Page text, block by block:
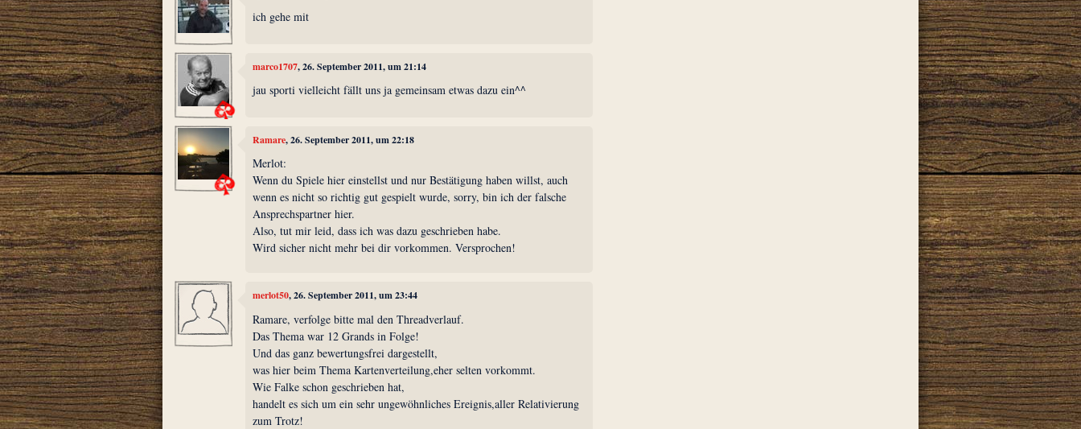
ich gehe mit
marco1707, 26. September 2011, um 21:14
jau sporti vielleicht fällt uns ja gemeinsam etwas dazu ein^^
Ramare, 26. September 2011, um 22:18
Merlot:
Wenn du Spiele hier einstellst und nur Bestätigung haben willst, auch
wenn es nicht so richtig gut gespielt wurde, sorry, bin ich der falsche
Ansprechspartner hier.
Also, tut mir leid, dass ich was dazu geschrieben habe.
Wird sicher nicht mehr bei dir vorkommen. Versprochen!
merlot50, 26. September 2011, um 23:44
Ramare, verfolge bitte mal den Threadverlauf.
Das Thema war 12 Grands in Folge!
Und das ganz bewertungsfrei dargestellt,
was hier beim Thema Kartenverteilung,eher selten vorkommt.
Wie Falke schon geschrieben hat,
handelt es sich um ein sehr ungewöhnliches Ereignis,aller Relativierung
zum Trotz!